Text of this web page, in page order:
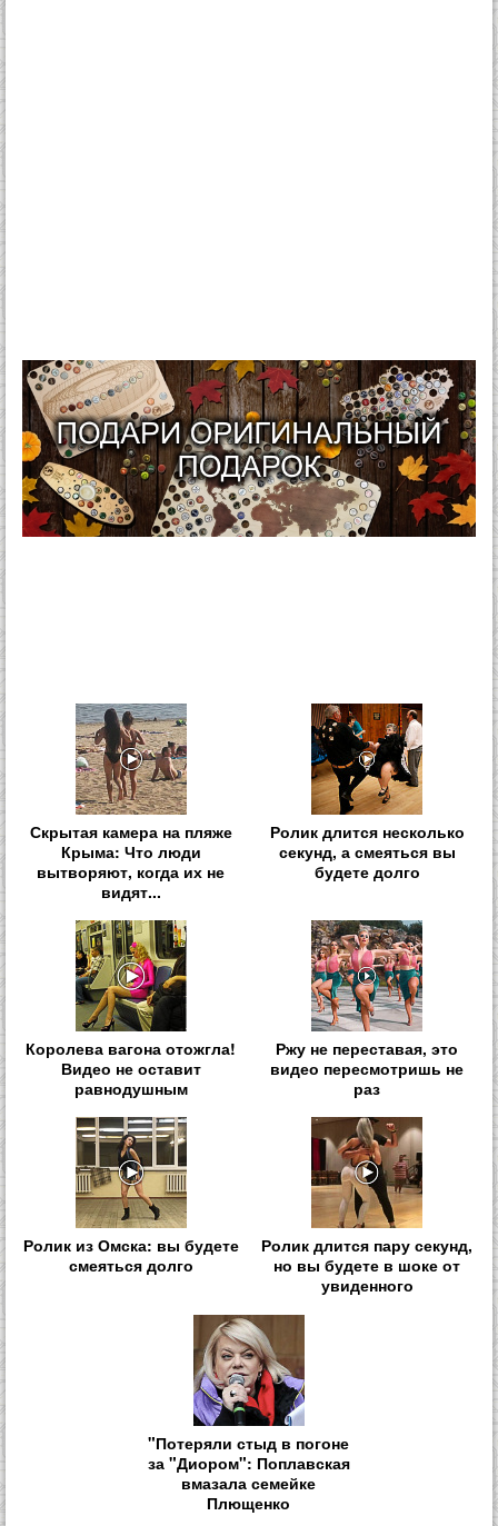
Скрытая камера на пляже
Крыма: Что люди
вытворяют, когда их не
видят...
Ролик длится несколько
секунд, а смеяться вы
будете долго
Королева вагона отожгла!
Видео не оставит
равнодушным
Ржу не переставая, это
видео пересмотришь не
раз
Ролик из Омска: вы будете
смеяться долго
Ролик длится пару секунд,
но вы будете в шоке от
увиденного
"Потеряли стыд в погоне
за "Диором": Поплавская
вмазала семейке
Плющенко